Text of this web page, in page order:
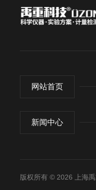
网站首页
新闻中心
版权所有 © 2026 上海